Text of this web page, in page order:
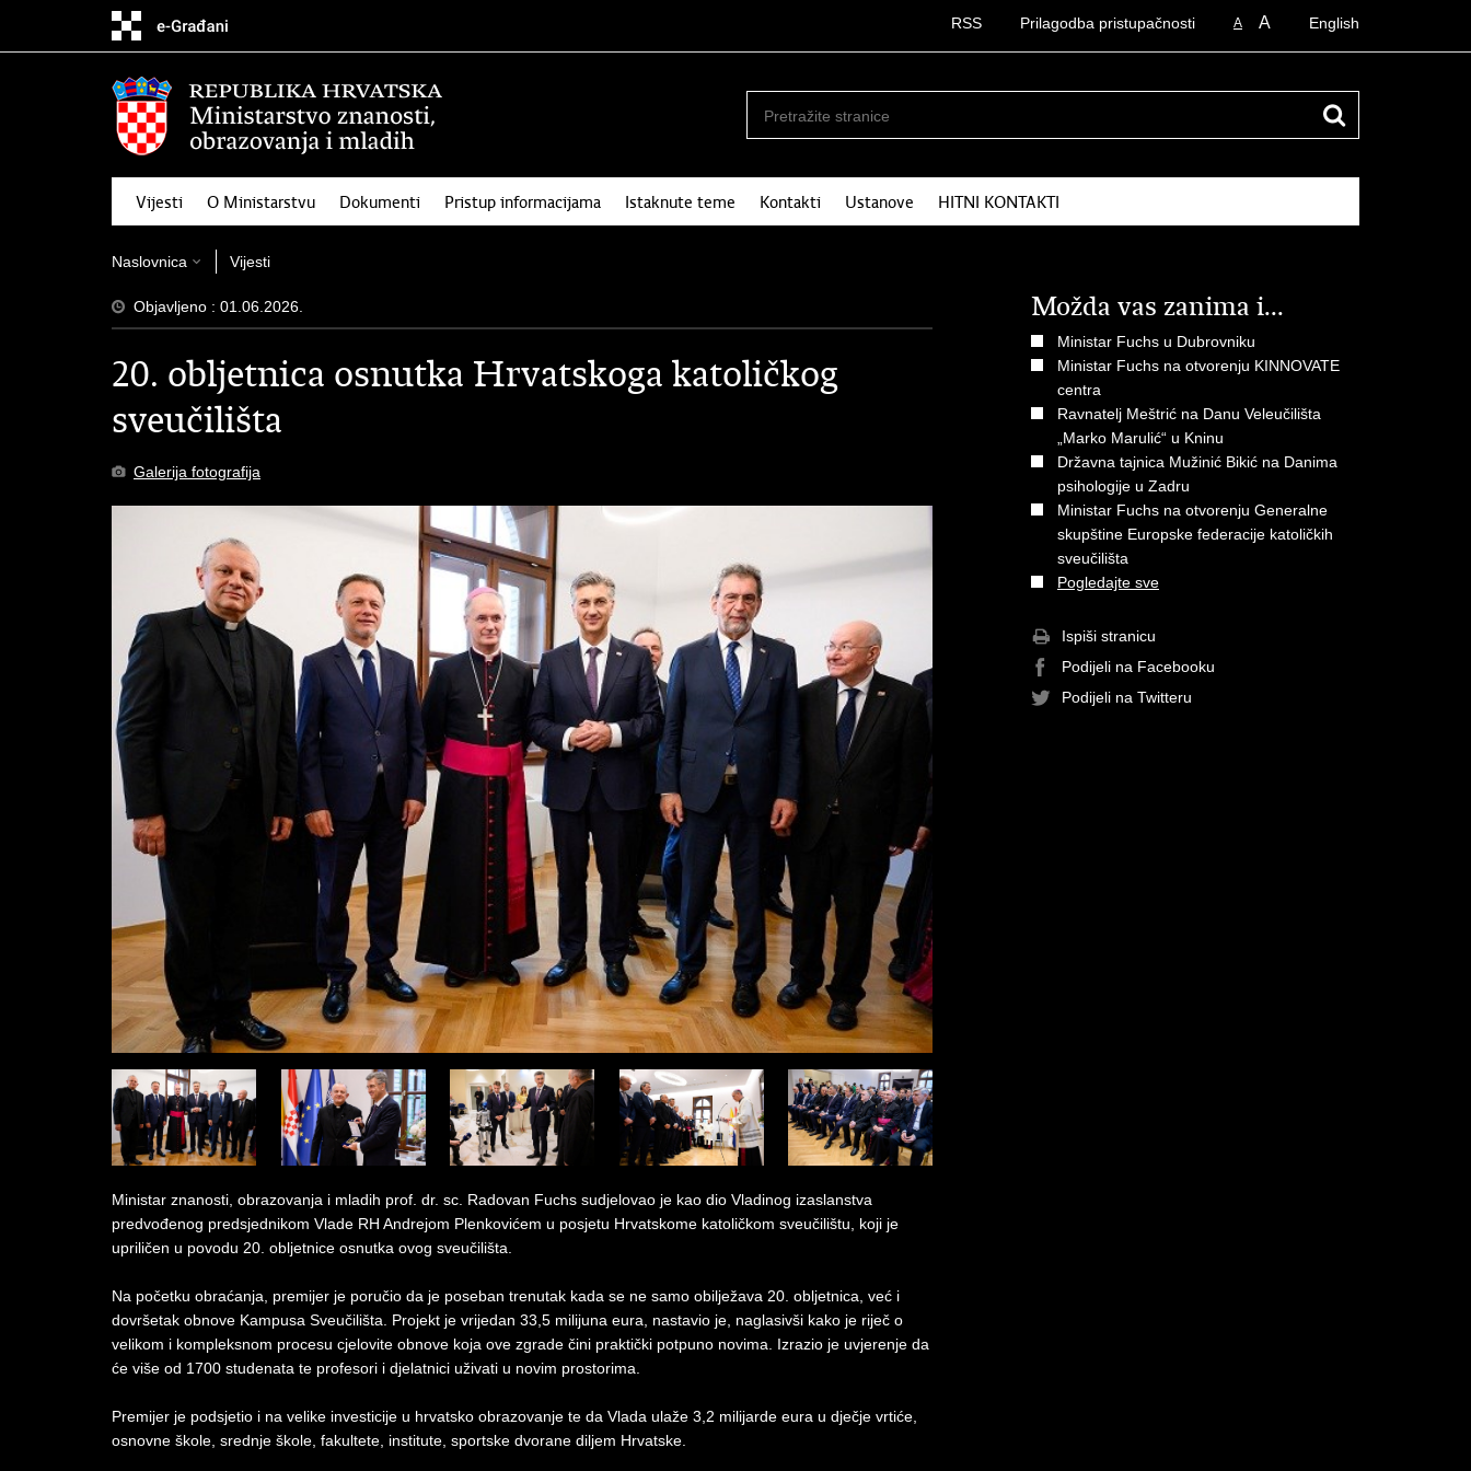
glavni
English
A A
Prilagodba pristupačnosti
RSS
Vijesti O Ministarstvu Dokumenti Pristup informacijama Istaknute teme Kontakti Ustanove HITNI KONTAKTI
Naslovnica Vijesti
Objavljeno : 01.06.2026.
20. obljetnica osnutka Hrvatskoga katoličkog
sveučilišta
Galerija fotografija
Ministar znanosti, obrazovanja i mladih prof. dr. sc. Radovan Fuchs sudjelovao je kao dio Vladinog izaslanstva
predvođenog predsjednikom Vlade RH Andrejom Plenkovićem u posjetu Hrvatskome katoličkom sveučilištu, koji je
upriličen u povodu 20. obljetnice osnutka ovog sveučilišta.
Na početku obraćanja, premijer je poručio da je poseban trenutak kada se ne samo obilježava 20. obljetnica, već i
dovršetak obnove Kampusa Sveučilišta. Projekt je vrijedan 33,5 milijuna eura, nastavio je, naglasivši kako je riječ o
velikom i kompleksnom procesu cjelovite obnove koja ove zgrade čini praktički potpuno novima. Izrazio je uvjerenje da
će više od 1700 studenata te profesori i djelatnici uživati u novim prostorima.
Premijer je podsjetio i na velike investicije u hrvatsko obrazovanje te da Vlada ulaže 3,2 milijarde eura u dječje vrtiće,
osnovne škole, srednje škole, fakultete, institute, sportske dvorane diljem Hrvatske.
Možda vas zanima i...
Ministar Fuchs u Dubrovniku
Ministar Fuchs na otvorenju KINNOVATE
centra
Ravnatelj Meštrić na Danu Veleučilišta
„Marko Marulić“ u Kninu
Državna tajnica Mužinić Bikić na Danima
psihologije u Zadru
Ministar Fuchs na otvorenju Generalne
skupštine Europske federacije katoličkih
sveučilišta
Pogledajte sve
Ispiši stranicu
Podijeli na Facebooku
Podijeli na Twitteru